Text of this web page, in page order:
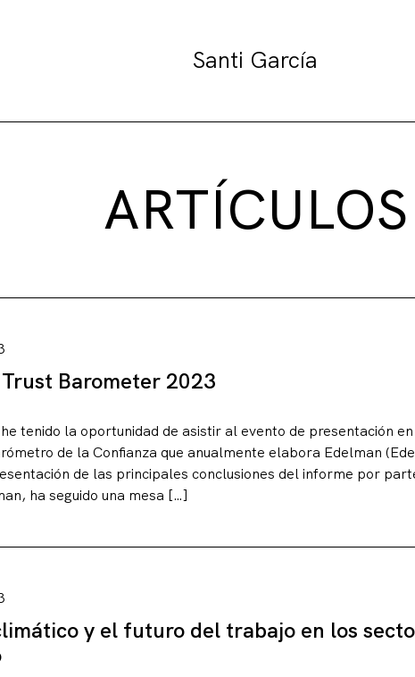
Santi García
ARTÍCULOS
Barometer 2023
tenido la oportunidad de asistir al evento de presentación
de la Confianza que anualmente elabora Edelman
de las principales conclusiones del informe por
ha seguido una mesa […]
y el futuro del trabajo en los